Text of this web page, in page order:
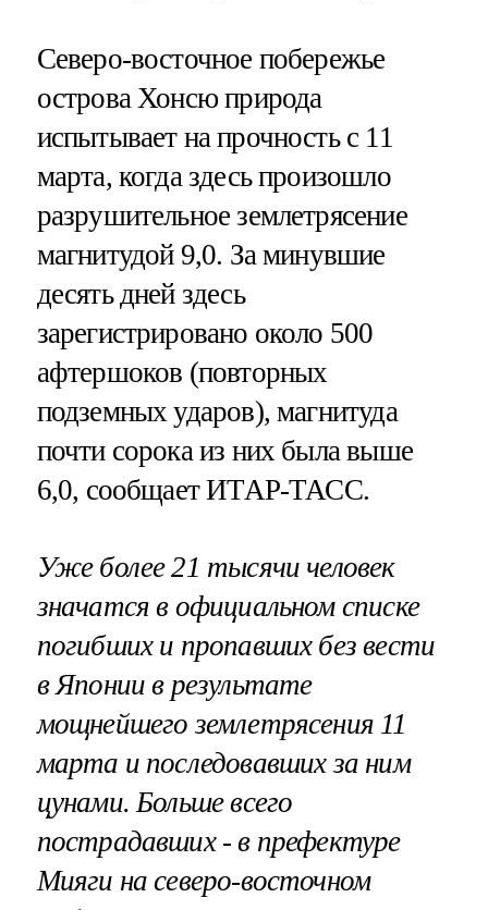
Северо-восточное побережье
острова Хонсю природа
испытывает на прочность с 11
марта, когда здесь произошло
разрушительное землетрясение
магнитудой 9,0. За минувшие
десять дней здесь
зарегистрировано около 500
афтершоков (повторных
подземных ударов), магнитуда
почти сорока из них была выше
6,0, сообщает ИТАР-ТАСС.
Уже более 21 тысячи человек
значатся в официальном списке
погибших и пропавших без вести
в Японии в результате
мощнейшего землетрясения 11
марта и последовавших за ним
цунами. Больше всего
пострадавших - в префектуре
Мияги на северо-восточном